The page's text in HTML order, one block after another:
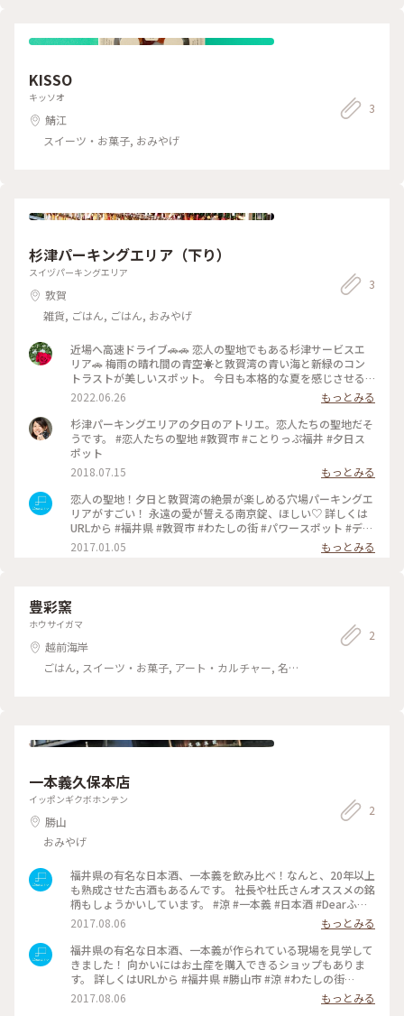
ト💓 渋沢栄一札が3人の財布から〜💸💦 昆布屋孫兵衛さんに行
んの看板の大吉餅というお餅も凄く気になりました😂💓 これ
す。 「昆くんいますか〜？」と途中お友達もお買い物に♫ 故
郷に戻られ、家族と友人に囲まれ幸せそうな昆さんに幸多きこ
とを祈りました。 #アートな景色 #美しい作品 #幸福感に包ま
れます #珍しい素材にトキメク #和菓子も秀逸 #伝統を感じる
子と洋菓子の両方を楽しめるお店の17代目として就任されたお
た。 福井のスタイリッシュなお店の外観は、建築特集にも載
る程目を惹ぬ斬新さ。✨ 内装もスッキリながら素敵な空間で。
カウンター席のみですが、和洋お洒落なお菓子を楽しめます。
名古屋に嫁いた友人もこちらで合流し、各々美味しい作品を堪
能してきました。 著名な辻口博啓さんも、金沢の老舗和菓子
店の息子さん、北陸は東京でも大活躍のパテシェさんを輩出す
ゃれ度高し #お菓子という名の作品も美しく #懐かしの味わい
#旅の目的 #mg福井旅 #mgスイーツ #和も洋も楽しめる #ここ
KISSO
キッソオ
鯖江
スイーツ・お菓子, おみやげ
3
杉津パーキングエリア（下り）
スイヅパーキングエリア
敦賀
雑貨, ごはん, ごはん, おみやげ
3
近場へ高速ドライブ🚗🚗 恋人の聖地でもある杉津サービスエ
リア🚗 梅雨の晴れ間の青空☀️と敦賀湾の青い海と新緑のコン
トラストが美しいスポット。 今日も本格的な夏を感じさせる
暑さです💦💦
2022.06.26
もっとみる
杉津パーキングエリアの夕日のアトリエ。恋人たちの聖地だそ
うです。 #恋人たちの聖地 #敦賀市 #ことりっぷ福井 #夕日ス
ポット
2018.07.15
もっとみる
恋人の聖地！夕日と敦賀湾の絶景が楽しめる穴場パーキングエ
リアがすごい！ 永遠の愛が誓える南京錠、ほしい♡ 詳しくは
URLから #福井県 #敦賀市 #わたしの街 #パワースポット #デー
ト #絶景 #海 #夕日 #Dearふくい
2017.01.05 もっとみる
豊彩窯
ホウサイガマ
越前海岸
ごはん, スイーツ・お菓子, アート・カルチャー, 名
2
一本義久保本店
イッポンギクボホンテン
勝山
おみやげ
2
福井県の有名な日本酒、一本義を飲み比べ！なんと、20年以上
も熟成させた古酒もあるんです。 社長や杜氏さんオススメの銘
柄もしょうかいしています。 #涼 #一本義 #日本酒 #Dearふく
い #福井県 #勝山市 #わたしの街
2017.08.06
もっとみる
福井県の有名な日本酒、一本義が作られている現場を見学して
きました！ 向かいにはお土産を購入できるショップもありま
す。 詳しくはURLから #福井県 #勝山市 #涼 #わたしの街
#Dearふくい #日本酒 #一本義
2017.08.06
もっとみる